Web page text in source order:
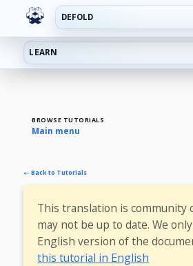
DEFOLD
LEARN
BROWSE TUTORIALS
Main menu
← Back to Tutorials
This translation is community
may not be up to date. We
English version of the
this tutorial in English